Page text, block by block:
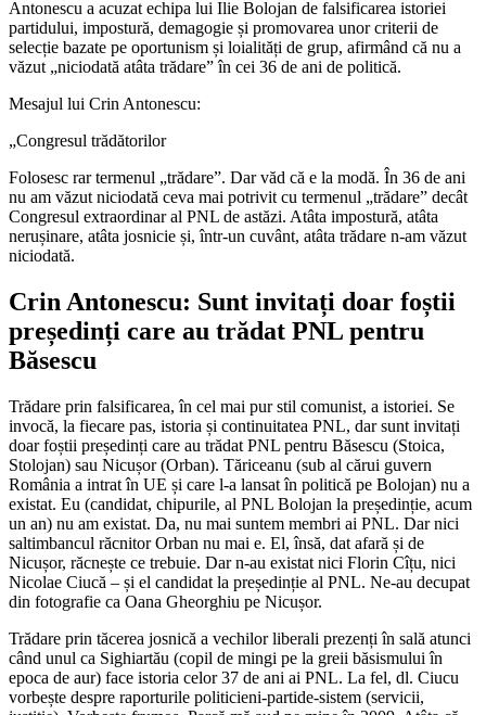
Antonescu a acuzat echipa lui Ilie Bolojan de falsificarea istoriei
partidului, impostură, demagogie și promovarea unor criterii de
selecție bazate pe oportunism și loialități de grup, afirmând că nu a
văzut „niciodată atâta trădare” în cei 36 de ani de politică.
Mesajul lui Crin Antonescu:
„Congresul trădătorilor
Folosesc rar termenul „trădare”. Dar văd că e la modă. În 36 de ani
nu am văzut niciodată ceva mai potrivit cu termenul „trădare” decât
Congresul extraordinar al PNL de astăzi. Atâta impostură, atâta
nerușinare, atâta josnicie și, într-un cuvânt, atâta trădare n-am văzut
niciodată.
Crin Antonescu: Sunt invitați doar foștii
președinți care au trădat PNL pentru
Băsescu
Trădare prin falsificarea, în cel mai pur stil comunist, a istoriei. Se
invocă, la fiecare pas, istoria și continuitatea PNL, dar sunt invitați
doar foștii președinți care au trădat PNL pentru Băsescu (Stoica,
Stolojan) sau Nicușor (Orban). Tăriceanu (sub al cărui guvern
România a intrat în UE și care l-a lansat în politică pe Bolojan) nu a
existat. Eu (candidat, chipurile, al PNL Bolojan la președinție, acum
un an) nu am existat. Da, nu mai suntem membri ai PNL. Dar nici
saltimbancul răcnitor Orban nu mai e. El, însă, dat afară și de
Nicușor, răcnește ce trebuie. Dar n-au existat nici Florin Cîțu, nici
Nicolae Ciucă – și el candidat la președinție al PNL. Ne-au decupat
din fotografie ca Oana Gheorghiu pe Nicușor.
Trădare prin tăcerea josnică a vechilor liberali prezenți în sală atunci
când unul ca Sighiartău (copil de mingi pe la greii băsismului în
epoca de aur) face istoria celor 37 de ani ai PNL. La fel, dl. Ciucu
vorbește despre raporturile politicieni-partide-sistem (servicii,